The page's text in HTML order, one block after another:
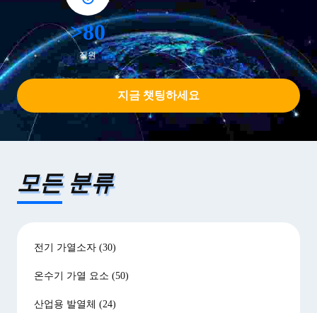
>80
직원
지금 챗팅하세요
모든 분류
전기 가열소자 (30)
온수기 가열 요소 (50)
산업용 발열체 (24)